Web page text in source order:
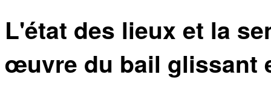
L'état des lieux et la
œuvre du bail glissant